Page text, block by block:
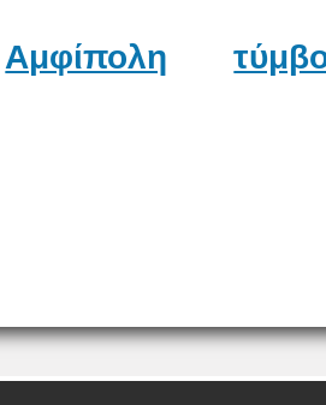
Αμφίπολη